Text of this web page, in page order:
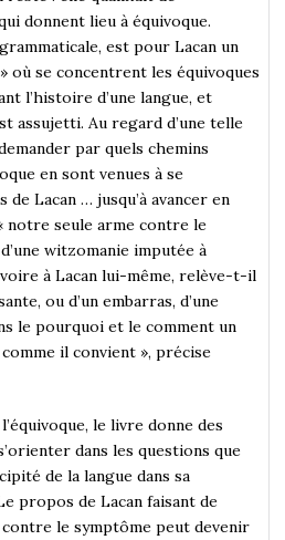
donnent lieu à équivoque.
est pour Lacan un
où se concentrent les équivoques
l’histoire d’une langue, et
assujetti. Au regard d’une telle
par quels chemins
en sont venues à se
Lacan … jusqu’à avancer en
notre seule arme contre le
witzomanie imputée à
à Lacan lui-même, relève-t-il
ou d’un embarras, d’une
le pourquoi et le comment un
comme il convient », précise
le livre donne des
dans les questions que
de la langue dans sa
propos de Lacan faisant de
contre le symptôme peut devenir